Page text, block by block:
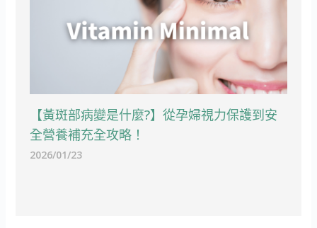
【黃斑部病變是什麼?】從孕婦視力保護到安
全營養補充全攻略！
2026/01/23